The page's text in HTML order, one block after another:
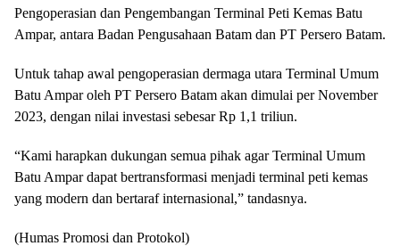
Pengoperasian dan Pengembangan Terminal Peti Kemas Batu
Ampar, antara Badan Pengusahaan Batam dan PT Persero Batam.
Untuk tahap awal pengoperasian dermaga utara Terminal Umum
Batu Ampar oleh PT Persero Batam akan dimulai per November
2023, dengan nilai investasi sebesar Rp 1,1 triliun.
“Kami harapkan dukungan semua pihak agar Terminal Umum
Batu Ampar dapat bertransformasi menjadi terminal peti kemas
yang modern dan bertaraf internasional,” tandasnya.
(Humas Promosi dan Protokol)